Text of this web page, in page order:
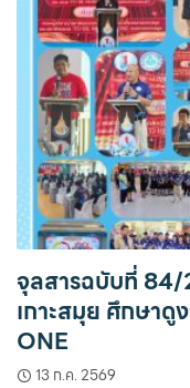
จุลสารฉบับที่
เกาะสมุย ศึกษาดู
ONE
13 ก.ค. 2569